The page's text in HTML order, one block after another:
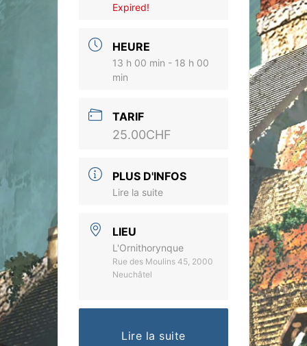
Expired!
HEURE
13 h 00 min - 18 h 00
min
TARIF
25.00CHF
PLUS D'INFOS
Lire la suite
LIEU
L'Ornithorynque
Rue des Moulins 45, 2000
Neuchâtel
Lire la suite